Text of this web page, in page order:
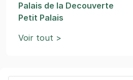
Palais de la Decouverte
Petit Palais
Voir tout >